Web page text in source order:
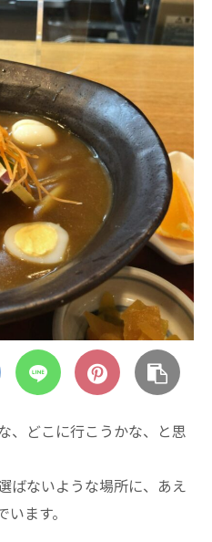
、どこに行こうかな、と思
ばないような場所に、あえ
ます。